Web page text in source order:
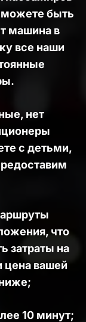
можете быть
машина в
все наши
нет
с детьми,
что
затраты на
цена вашей
10 минут;